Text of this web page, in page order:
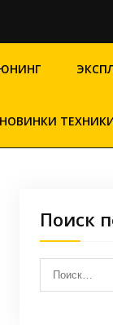
НОВИНКИ
Поиск